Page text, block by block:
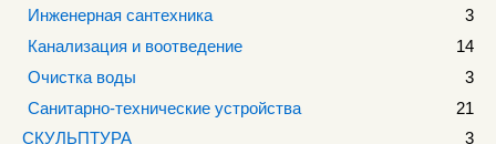
Инженерная сантехника
3
Канализация и воотведение
14
Очистка воды
3
Санитарно-технические устройства
21
СКУЛЬПТУРА
3